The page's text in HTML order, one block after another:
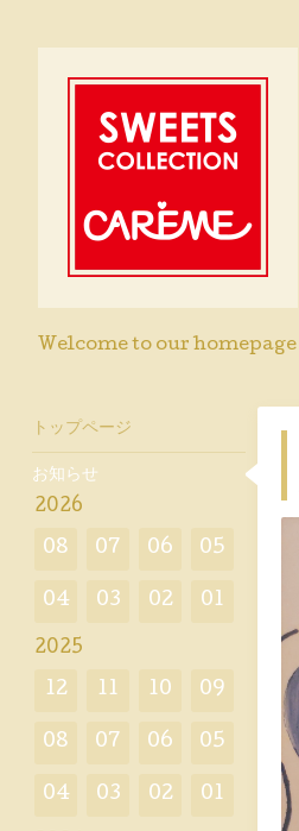
Welcome to our homepage
トップページ
お知らせ
2026
08 07 06 05
04 03 02 01
2025
12 11 10 09
08 07 06 05
04 03 02 01